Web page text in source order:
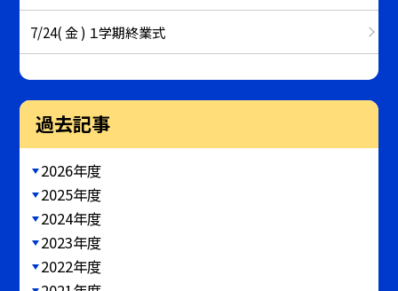
7/24( 金 ) １学期終業式
過去記事
2026年度
2025年度
2024年度
2023年度
2022年度